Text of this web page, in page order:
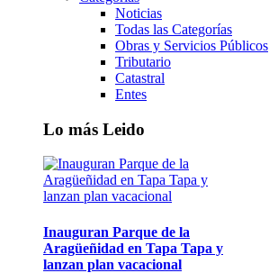
Noticias
Todas las Categorías
Obras y Servicios Públicos
Tributario
Catastral
Entes
Lo más Leido
Inauguran Parque de la
Aragüeñidad en Tapa Tapa y
lanzan plan vacacional